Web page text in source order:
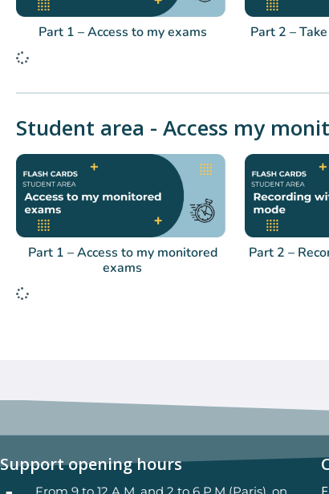
Part 1 – Access to my exams Part 2 –
Student area - Access my
Part 1 – Access to my monitored
exams
Part 2 –
Support opening hours